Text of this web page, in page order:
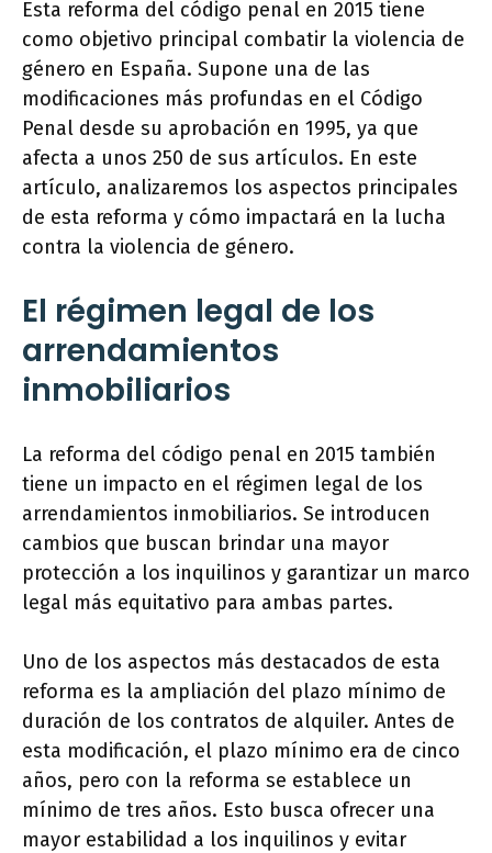
Esta reforma del código penal en 2015 tiene
como objetivo principal combatir la violencia de
género en España. Supone una de las
modificaciones más profundas en el Código
Penal desde su aprobación en 1995, ya que
afecta a unos 250 de sus artículos. En este
artículo, analizaremos los aspectos principales
de esta reforma y cómo impactará en la lucha
contra la violencia de género.
El régimen legal de los
arrendamientos
inmobiliarios
La reforma del código penal en 2015 también
tiene un impacto en el régimen legal de los
arrendamientos inmobiliarios. Se introducen
cambios que buscan brindar una mayor
protección a los inquilinos y garantizar un marco
legal más equitativo para ambas partes.
Uno de los aspectos más destacados de esta
reforma es la ampliación del plazo mínimo de
duración de los contratos de alquiler. Antes de
esta modificación, el plazo mínimo era de cinco
años, pero con la reforma se establece un
mínimo de tres años. Esto busca ofrecer una
mayor estabilidad a los inquilinos y evitar